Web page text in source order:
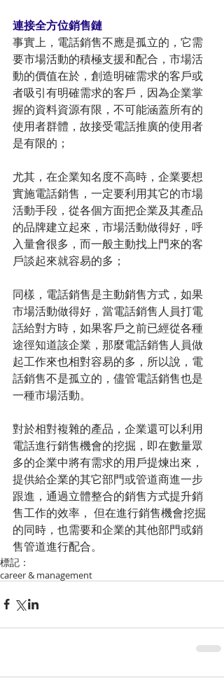
連接全方位銷售鏈
事實上，電話銷售不應是孤立的，它需
要市場活動的積極支援和配合，市場活
動的價值在於，創造明確需求的客戶或
者吸引有明確需求的客戶，因為企業掌
握的資料資源有限，不可能涵蓋所有的
使用者群體，故接受電話推廣的使用者
是有限的；
尤其，在企業知名度不高時，企業要想
實施電話銷售，一定要利用其它的市場
活動手段，從各個方面把企業及其產品
的品牌建立起來，市場活動做得好，呼
入量會很多，而一般主動找上門來的客
戶談起來就容易的多；
同樣，電話銷售是主動銷售方式，如果
市場活動做得好，當電話銷售人員打電
話給對方時，如果客戶之前已經從各種
途徑知道該企業，那麼電話銷售人員做
起工作來也相對容易的多，所以說，電
話銷售不是孤立的，儘管電話銷售也是
一種市場活動。
對於相對複雜的產品，企業還可以利用
電話進行銷售機會的挖掘，即在數量眾
多的企業中將有需求的用戶提煉出來，
提供給企業的其它部門或管道商進一步
跟進，通過立體整合的銷售方式提升銷
售工作的效率， 但在進行銷售機會挖掘
的同時，也需要和企業的其他部門或銷
售管道進行配合。
標記：
career & management